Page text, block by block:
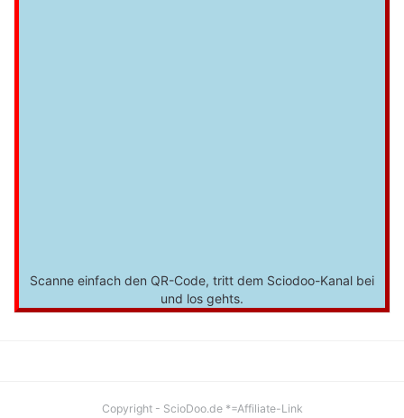
Scanne einfach den QR-Code, tritt dem Sciodoo-Kanal bei
und los gehts.
Copyright - ScioDoo.de *=Affiliate-Link